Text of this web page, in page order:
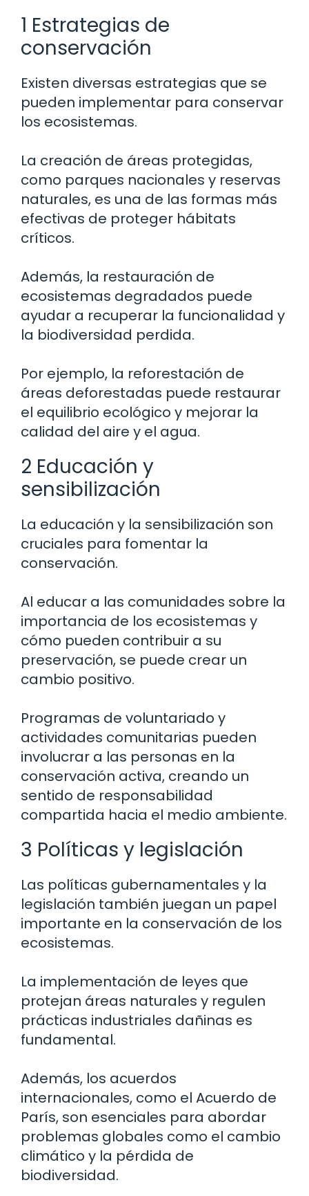
1 Estrategias de
conservación
Existen diversas estrategias que se
pueden implementar para conservar
los ecosistemas.
La creación de áreas protegidas,
como parques nacionales y reservas
naturales, es una de las formas más
efectivas de proteger hábitats
críticos.
Además, la restauración de
ecosistemas degradados puede
ayudar a recuperar la funcionalidad y
la biodiversidad perdida.
Por ejemplo, la reforestación de
áreas deforestadas puede restaurar
el equilibrio ecológico y mejorar la
calidad del aire y el agua.
2 Educación y
sensibilización
La educación y la sensibilización son
cruciales para fomentar la
conservación.
Al educar a las comunidades sobre la
importancia de los ecosistemas y
cómo pueden contribuir a su
preservación, se puede crear un
cambio positivo.
Programas de voluntariado y
actividades comunitarias pueden
involucrar a las personas en la
conservación activa, creando un
sentido de responsabilidad
compartida hacia el medio ambiente.
3 Políticas y legislación
Las políticas gubernamentales y la
legislación también juegan un papel
importante en la conservación de los
ecosistemas.
La implementación de leyes que
protejan áreas naturales y regulen
prácticas industriales dañinas es
fundamental.
Además, los acuerdos
internacionales, como el Acuerdo de
París, son esenciales para abordar
problemas globales como el cambio
climático y la pérdida de
biodiversidad.